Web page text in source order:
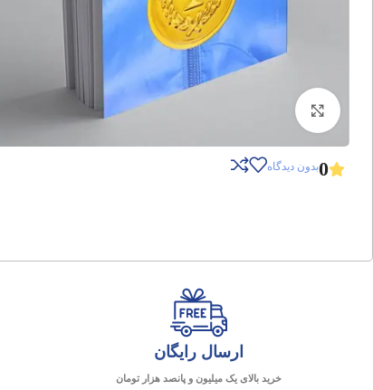
0بدون دیدگاه
ارسال رایگان
خرید بالای یک میلیون و پانصد هزار تومان